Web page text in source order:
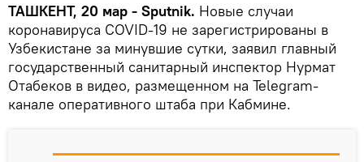
ТАШКЕНТ, 20 мар - Sputnik. Новые случаи
коронавируса COVID-19 не зарегистрированы в
Узбекистане за минувшие сутки, заявил главный
государственный санитарный инспектор Нурмат
Отабеков в видео, размещенном на Telegram-
канале оперативного штаба при Кабмине.